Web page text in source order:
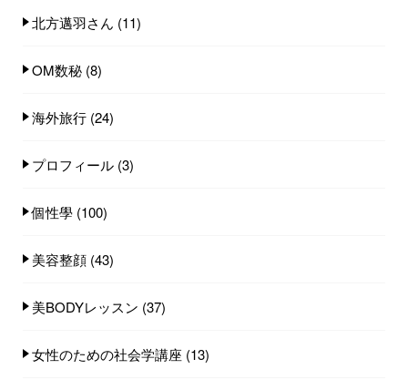
北方邁羽さん (11)
OM数秘 (8)
海外旅行 (24)
プロフィール (3)
個性學 (100)
美容整顔 (43)
美BODYレッスン (37)
女性のための社会学講座 (13)